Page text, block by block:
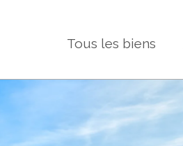
Tous les biens